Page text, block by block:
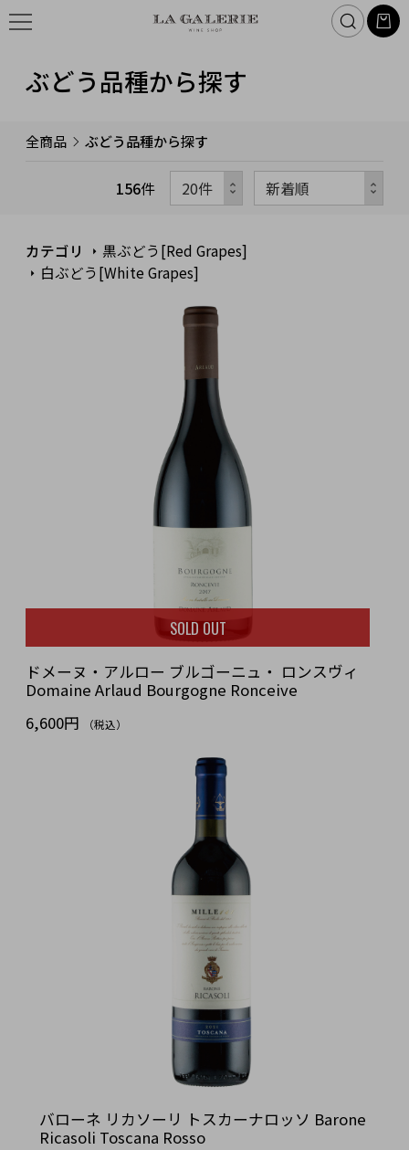
ぶどう品種から探す
全商品 ぶどう品種から探す
156件
カテゴリ
黒ぶどう[Red Grapes]
白ぶどう[White Grapes]
SOLD OUT
ドメーヌ・アルロー ブルゴーニュ・ ロンスヴィ
Domaine Arlaud Bourgogne Ronceive
6,600円
（税込）
バローネ リカソーリ トスカーナロッソ Barone
Ricasoli Toscana Rosso